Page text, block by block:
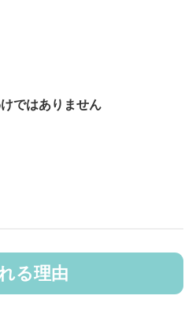
ではありません
る理由